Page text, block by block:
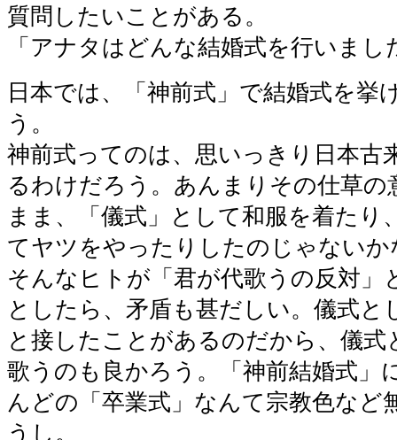
質問したいことがある。
「アナタはどんな結婚式を行いまし
日本では、「神前式」で結婚式を挙
う。
神前式ってのは、思いっきり日本古
るわけだろう。あんまりその仕草の
まま、「儀式」として和服を着たり
てヤツをやったりしたのじゃないか
そんなヒトが「君が代歌うの反対」
としたら、矛盾も甚だしい。儀式と
と接したことがあるのだから、儀式
歌うのも良かろう。「神前結婚式」
んどの「卒業式」なんて宗教色など
うし。